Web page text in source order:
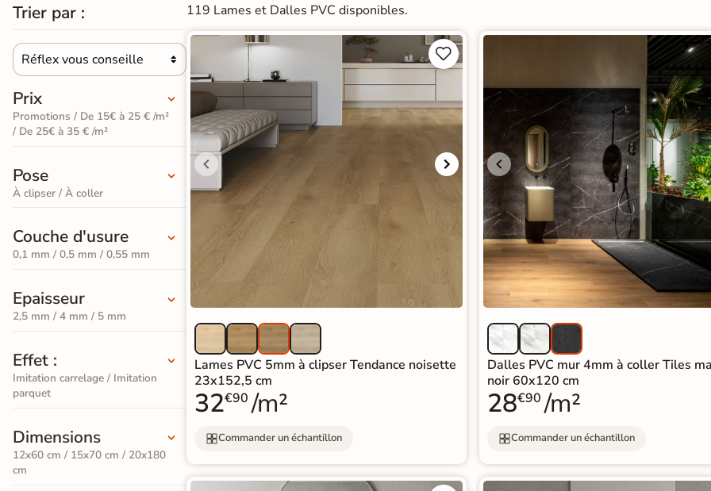
Sur Plot
Carrelage
Salle de
Bain
Colle &
Finition
Pièces
Par
Par
Coloris
Promos &
Destockage
EFFET
de
ciment
et Balnéos
WC
Carrelage
Salle de
Bain
Meuble
vasque
Meuble de
rangement
Vasque et
lavabo
Mitigeur de
lavabo et
Miroir
Eclairage
PAR
COULEUR
Stratifié
Bois
clair
Stratifié
Bois
naturel
Stratifié
Bois
gris
Stratifié
Bois
foncé
PAR
FORMAT
Stratifié
Lame
PVC
Dalles
PVC
Lames
PVC
rompu
PAR
COULEUR
Sol
PVC
Sol
PVC
Gris
Sol
de
de Bains
en
Trier par :
Réflex vous conseille 
Prix
Promotions / De 15€ à 25 € /m²
/ De 25€ à 35 € /m²
Pose
À clipser / À coller
Couche d'usure
0,1 mm / 0,5 mm / 0,55 mm
Epaisseur
2,5 mm / 4 mm / 5 mm
Effet :
Imitation carrelage / Imitation
parquet
Dimensions
12x60 cm / 15x70 cm / 20x180
cm
119 Lames et Dalles PVC disponibles.


Lames PVC 5mm à clipser Tendance noisette
23x152,5 cm
32€90 /m²
Commander un échantillon
Dalles PVC mur 4mm à coller Tiles
noir 60x120 cm
28€90 /m²
Commander un échantillon